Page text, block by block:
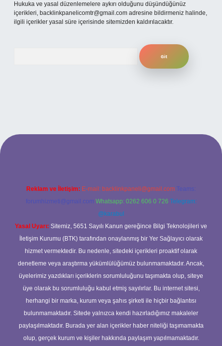
Hukuka ve yasal düzenlemelere aykırı olduğunu düşündüğünüz
içerikleri, backlinkpanelicomtr@gmail.com adresine bildirmeniz halinde,
ilgili içerikler yasal süre içerisinde sitemizden kaldırılacaktır.
giriş
Reklam ve İletişim: E-mail: backlinkpaneli@gmail.com Teams:
forumhizmeti@gmail.com Whatsapp: 0262 606 0 726 Telegram:
@karabul
Yasal Uyarı: Sitemiz, 5651 Sayılı Kanun gereğince Bilgi Teknolojileri ve
İletişim Kurumu (BTK) tarafından onaylanmış bir Yer Sağlayıcı olarak
hizmet vermektedir. Bu nedenle, sitedeki içerikleri proaktif olarak
denetleme veya araştırma yükümlülüğümüz bulunmamaktadır. Ancak,
üyelerimiz yazdıkları içeriklerin sorumluluğunu taşımakta olup, siteye
üye olarak bu sorumluluğu kabul etmiş sayılırlar. Bu internet sitesi,
herhangi bir marka, kurum veya şahıs şirketi ile hiçbir bağlantısı
bulunmamaktadır. Sitede yalnızca kendi hazırladığımız makaleler
paylaşılmaktadır. Burada yer alan içerikler haber niteliği taşımamakta
olup, gerçek kurum ve kişiler hakkında paylaşım yapılmamaktadır.